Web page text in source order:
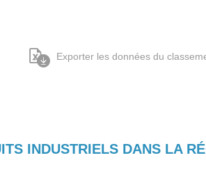
Exporter les données du
INDUSTRIELS DANS LA